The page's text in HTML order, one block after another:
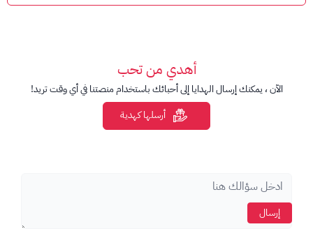
المنطقة: المتجر السعودي.
يجب استخدام البطاقة مع حساب Microsoft / Xbox مناسب
قد لا تعمل البطاقة على حسابات من مناطق أخرى.
أهدي من تحب
الآن ، يمكنك إرسال الهدايا إلى أحبائك باستخدام منصتنا في أي وقت تريد!
أرسلها كهدية
إرسال